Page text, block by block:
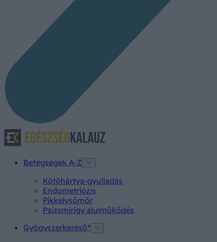
Betegségek A-Z
Kötőhártya-gyulladás
Endometriózis
Pikkelysömör
Pajzsmirigy alulműködés
Gyógyszerkereső*